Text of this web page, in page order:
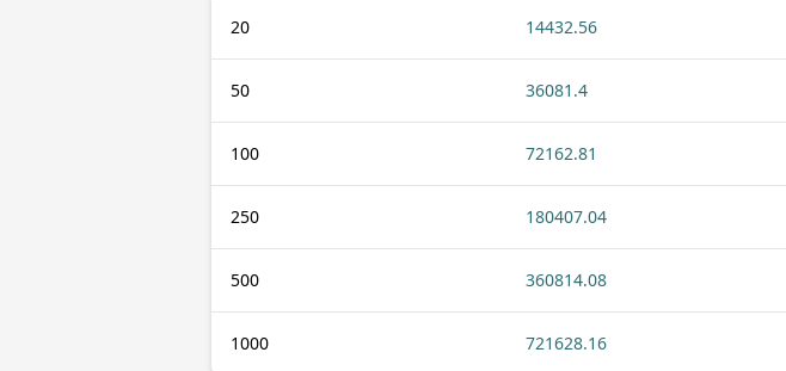
20 14432.56
50 36081.4
100 72162.81
250 180407.04
500 360814.08
1000 721628.16